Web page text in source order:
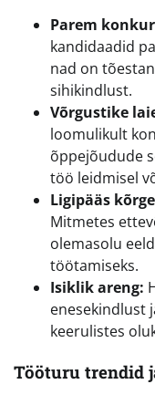
Parem
kandidaadid
nad on
sihikindlust.
Võrgustike
loomulikult
õppejõudude
töö leidmisel
Ligipääs
Mitmetes
olemasolu
töötamiseks.
Isiklik areng:
enesekindlust
keerulistes
Tööturu trendid